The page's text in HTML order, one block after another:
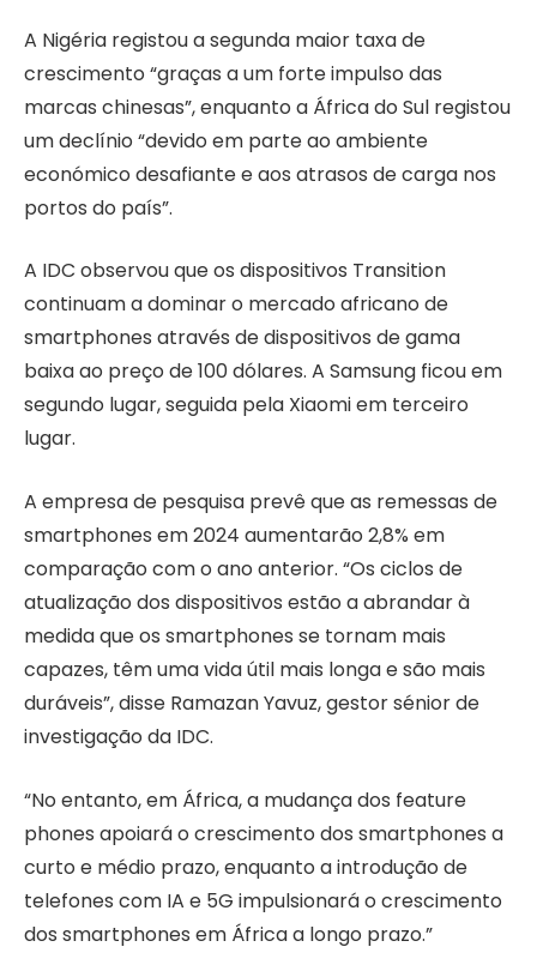
A Nigéria registou a segunda maior taxa de
crescimento “graças a um forte impulso das
marcas chinesas”, enquanto a África do Sul registou
um declínio “devido em parte ao ambiente
económico desafiante e aos atrasos de carga nos
portos do país”.
A IDC observou que os dispositivos Transition
continuam a dominar o mercado africano de
smartphones através de dispositivos de gama
baixa ao preço de 100 dólares. A Samsung ficou em
segundo lugar, seguida pela Xiaomi em terceiro
lugar.
A empresa de pesquisa prevê que as remessas de
smartphones em 2024 aumentarão 2,8% em
comparação com o ano anterior. “Os ciclos de
atualização dos dispositivos estão a abrandar à
medida que os smartphones se tornam mais
capazes, têm uma vida útil mais longa e são mais
duráveis”, disse Ramazan Yavuz, gestor sénior de
investigação da IDC.
“No entanto, em África, a mudança dos feature
phones apoiará o crescimento dos smartphones a
curto e médio prazo, enquanto a introdução de
telefones com IA e 5G impulsionará o crescimento
dos smartphones em África a longo prazo.”